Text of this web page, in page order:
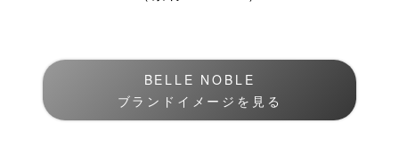
BELLE NOBLE
ブランドイメージを見る